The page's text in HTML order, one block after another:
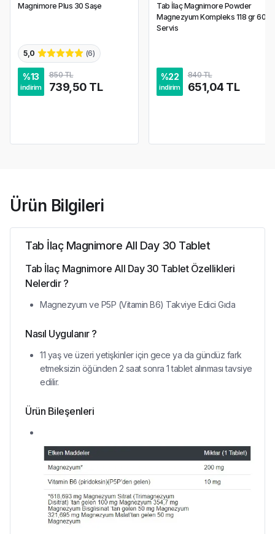
Magnimore Plus 30 Saşe
5,0 (6)
%13
indirim
850 TL
739,50 TL
Tab İlaç Magnimore Powder
Magnezyum Kompleks 118 gr 60
Servis
%22
indirim
840 TL
651,04 TL
Ürün Bilgileri
Tab İlaç Magnimore All Day 30 Tablet
Tab İlaç Magnimore All Day 30 Tablet Özellikleri
Nelerdir ?
Magnezyum ve P5P (Vitamin B6) Takviye Edici Gıda
Nasıl Uygulanır ?
11 yaş ve üzeri yetişkinler için gece ya da gündüz fark
etmeksizin öğünden 2 saat sonra 1 tablet alınması tavsiye
edilir.
Ürün Bileşenleri